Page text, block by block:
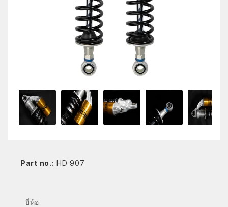
Part no.: HD 907
ยี่ห้อ